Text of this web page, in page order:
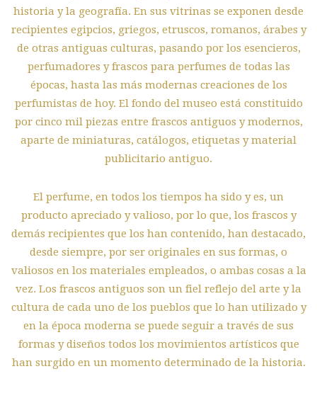
historia y la geografía. En sus vitrinas se exponen desde
recipientes egipcios, griegos, etruscos, romanos, árabes y
de otras antiguas culturas, pasando por los esencieros,
perfumadores y frascos para perfumes de todas las
épocas, hasta las más modernas creaciones de los
perfumistas de hoy. El fondo del museo está constituido
por cinco mil piezas entre frascos antiguos y modernos,
aparte de miniaturas, catálogos, etiquetas y material
publicitario antiguo.
El perfume, en todos los tiempos ha sido y es, un
producto apreciado y valioso, por lo que, los frascos y
demás recipientes que los han contenido, han destacado,
desde siempre, por ser originales en sus formas, o
valiosos en los materiales empleados, o ambas cosas a la
vez. Los frascos antiguos son un fiel reflejo del arte y la
cultura de cada uno de los pueblos que lo han utilizado y
en la época moderna se puede seguir a través de sus
formas y diseños todos los movimientos artísticos que
han surgido en un momento determinado de la historia.